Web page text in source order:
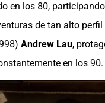
en los 80,
de tan alto
Andrew Lau,
en los 90.